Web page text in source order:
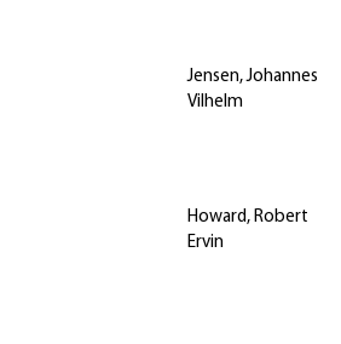
Jensen, Johannes
Vilhelm
Howard, Robert
Ervin